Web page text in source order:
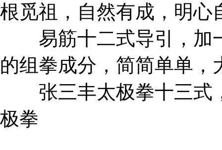
根觅祖，自然有成，明心
易筋十二式导引，加
的组拳成分，简简单单，
张三丰太极拳十三式
极拳